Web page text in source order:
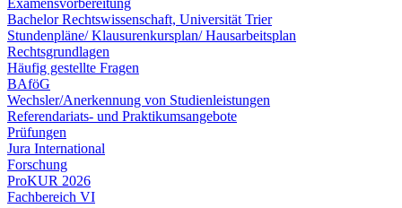
Examensvorbereitung
Bachelor Rechtswissenschaft, Universität Trier
Stundenpläne/ Klausurenkursplan/ Hausarbeitsplan
Rechtsgrundlagen
Häufig gestellte Fragen
BAföG
Wechsler/Anerkennung von Studienleistungen
Referendariats- und Praktikumsangebote
Prüfungen
Jura International
Forschung
ProKUR 2026
Fachbereich VI